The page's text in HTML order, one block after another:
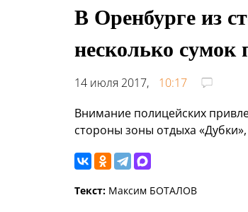
В Оренбурге из
несколько сумок
14 июля 2017,
10:17
Внимание полицейских
стороны зоны отдыха
Текст: Максим БОТАЛОВ